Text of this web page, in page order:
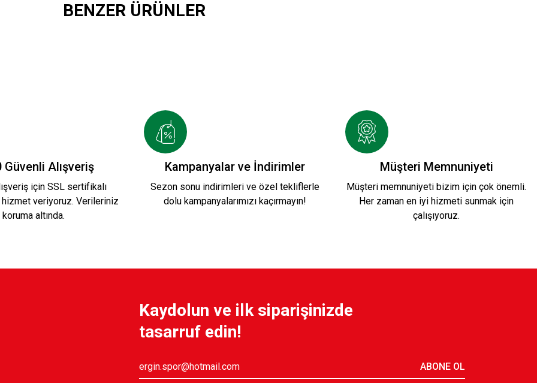
BENZER ÜRÜNLER
TL
Güvenli Alışveriş
için SSL sertifikalı
hizmet veriyoruz. Verileriniz
koruma altında.
Kampanyalar ve İndirimler
Sezon sonu indirimleri ve özel tekliflerle
dolu kampanyalarımızı kaçırmayın!
Müşteri Memnuniyeti
Müşteri memnuniyeti bizim için çok önemli.
Her zaman en iyi hizmeti sunmak için
çalışıyoruz.
Kaydolun ve ilk siparişinizde
tasarruf edin!
ABONE OL